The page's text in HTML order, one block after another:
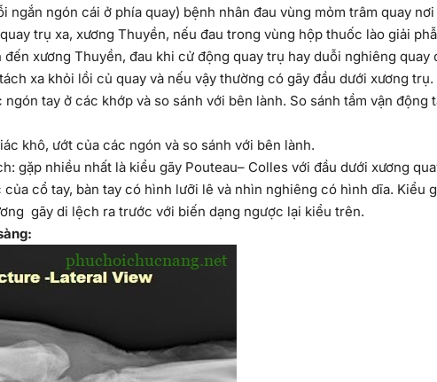
ngắn ngón cái ở phía quay) bệnh nhân đau vùng mỏm trâm quay nơi
trụ xa, xương Thuyền, nếu đau trong vùng hộp thuốc lào giải
xương Thuyền, đau khi cử động quay trụ hay duỗi nghiêng quay
xa khỏi lồi củ quay và nếu vậy thường có gãy đầu dưới xương trụ.
tay ở các khớp và so sánh với bên lành. So sánh tầm vận động
khô, ướt của các ngón và so sánh với bên lành.
gặp nhiều nhất là kiểu gãy Pouteau– Colles với đầu dưới xương
cổ tay, bàn tay có hình lưỡi lê và nhìn nghiêng có hình dĩa. Kiểu
gãy di lệch ra trước với biến dạng ngược lại kiểu trên.